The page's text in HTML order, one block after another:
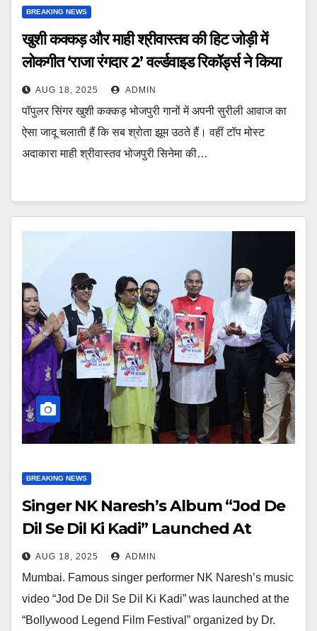
BREAKING NEWS
खुशी कक्कड़ और माही श्रीवास्तव की हिट जोड़ी में
लोकगीत ‘राजा रंगदार 2’ वर्ल्डवाइड रिकॉर्ड्स ने किया
रिलीज
AUG 18, 2025 ADMIN
पॉपुलर सिंगर खुशी कक्कड़ भोजपुरी गानों में अपनी सुरीली आवाज का
ऐसा जादू चलाती हैं कि सब श्रोता झूम उठते हैं। वहीं टॉप मोस्ट
अदाकारा माही श्रीवास्तव भोजपुरी सिनेमा की…
BREAKING NEWS
Singer NK Naresh’s Album “Jod De
Dil Se Dil Ki Kadi” Launched At
Bollywood Legend Film Festival
AUG 18, 2025 ADMIN
Mumbai. Famous singer performer NK Naresh’s music
video “Jod De Dil Se Dil Ki Kadi” was launched at the
“Bollywood Legend Film Festival” organized by Dr.